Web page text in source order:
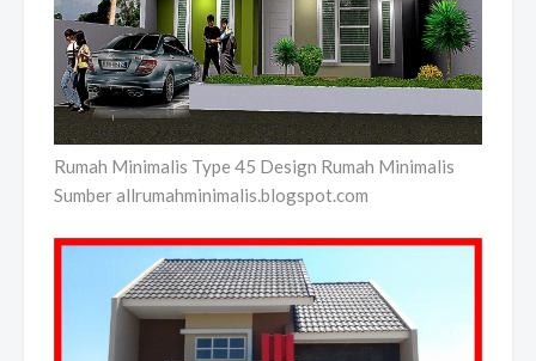
Rumah Minimalis Type 45 Design Rumah Minimalis
Sumber allrumahminimalis.blogspot.com